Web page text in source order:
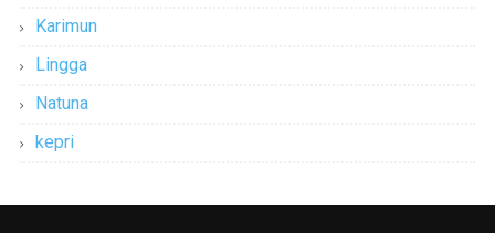
Karimun
Lingga
Natuna
kepri